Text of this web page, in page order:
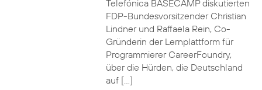
Telefónica BASECAMP diskutierten
FDP-Bundesvorsitzender Christian
Lindner und Raffaela Rein, Co-
Gründerin der Lernplattform für
Programmierer CareerFoundry,
über die Hürden, die Deutschland
auf […]